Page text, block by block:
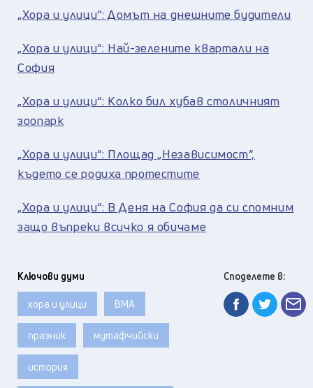
„Хора и улици“: Домът на днешните будители
„Хора и улици“: Най-зелените квартали на
София
„Хора и улици“: Колко бил хубав столичният
зоопарк
„Хора и улици“: Площад „Независимост“,
където се родиха протестите
„Хора и улици“: В Деня на София да си спомним
защо въпреки всичко я обичаме
Ключови думи
хора и улици ВМА
празник мутафчийски
история
Споделете в: